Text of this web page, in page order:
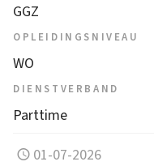
GGZ
OPLEIDINGSNIVEAU
WO
DIENSTVERBAND
Parttime
01-07-2026